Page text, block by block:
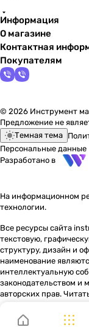
Информация
О магазине
Контактная
Покупателям
© 2026 Инструмент
Предложение не
Темная тема
Персональные данные
Разработано в
На информационном
технологии.
Все ресурсы сайта
текстовую,
структуру, дизайн и
наименование
интеллектуальную
законодательством и
авторских прав.